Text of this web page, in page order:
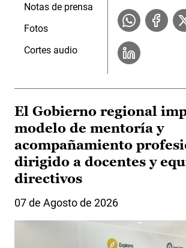
Notas de prensa
Fotos
Cortes audio
El Gobierno regional
modelo de mentoría y
acompañamiento
dirigido a docentes y
directivos
07 de Agosto de 2026